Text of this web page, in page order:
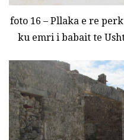
foto 16 – Pllaka e re
ku emri i babait te